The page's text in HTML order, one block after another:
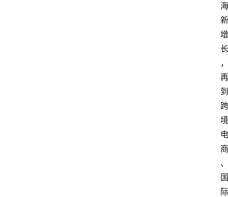
海
新
增
长
，
再
到
跨
境
电
商
、
国
际